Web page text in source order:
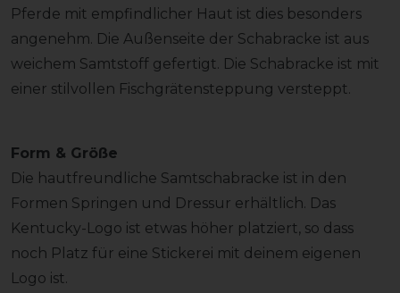
Pferde mit empfindlicher Haut ist dies besonders
angenehm. Die Außenseite der Schabracke ist aus
weichem Samtstoff gefertigt. Die Schabracke ist mit
einer stilvollen Fischgrätensteppung versteppt.
Form & Größe
Die hautfreundliche Samtschabracke ist in den
Formen Springen und Dressur erhältlich. Das
Kentucky-Logo ist etwas höher platziert, so dass
noch Platz für eine Stickerei mit deinem eigenen
Logo ist.